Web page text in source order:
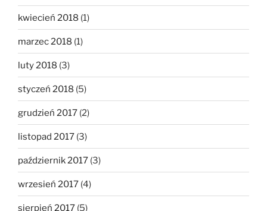
kwiecień 2018 (1)
marzec 2018 (1)
luty 2018 (3)
styczeń 2018 (5)
grudzień 2017 (2)
listopad 2017 (3)
październik 2017 (3)
wrzesień 2017 (4)
sierpień 2017 (5)